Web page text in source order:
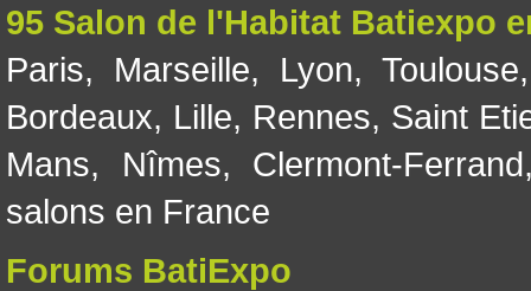
95 Salon de l'Habitat Batiexpo
Paris, Marseille, Lyon, Toulouse
Bordeaux, Lille, Rennes, Saint
Mans, Nîmes, Clermont-Ferrand
salons en France
Forums BatiExpo